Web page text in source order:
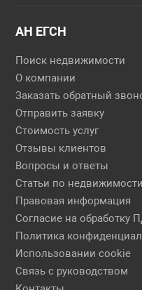
АН ЕГСН
Поиск недвижимости
О компании
Заказать обратный
Отправить заявку
Стоимость услуг
Отзывы клиентов
Вопросы и ответы
Статьи по недвижимости
Правовая информация
Согласие на обработку
Политика
Использовании cookie
Связь с руководством